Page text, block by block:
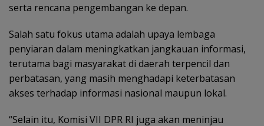
serta rencana pengembangan ke depan.
Salah satu fokus utama adalah upaya lembaga
penyiaran dalam meningkatkan jangkauan informasi,
terutama bagi masyarakat di daerah terpencil dan
perbatasan, yang masih menghadapi keterbatasan
akses terhadap informasi nasional maupun lokal.
“Selain itu, Komisi VII DPR RI juga akan meninjau